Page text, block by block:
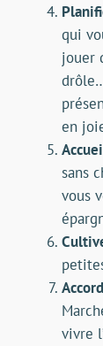
qui
jouer
en
sans
vous
vivre